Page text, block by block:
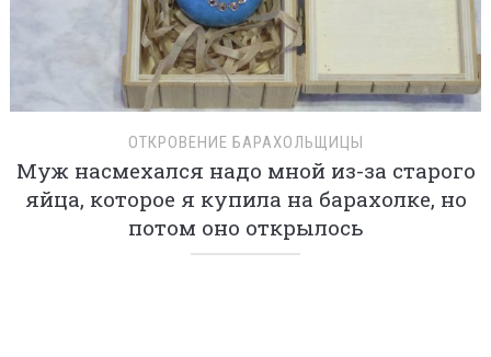
ОТКРОВЕНИЕ БАРАХОЛЬЩИЦЫ
Муж насмехался надо мной из-за старого
яйца, которое я купила на барахолке, но
потом оно открылось